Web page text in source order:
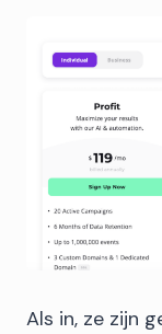
Als in, ze zijn